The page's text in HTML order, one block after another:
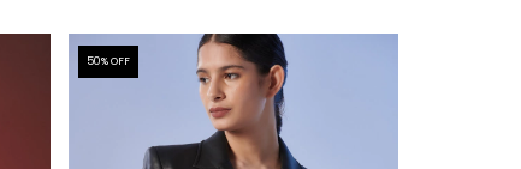
50% OFF